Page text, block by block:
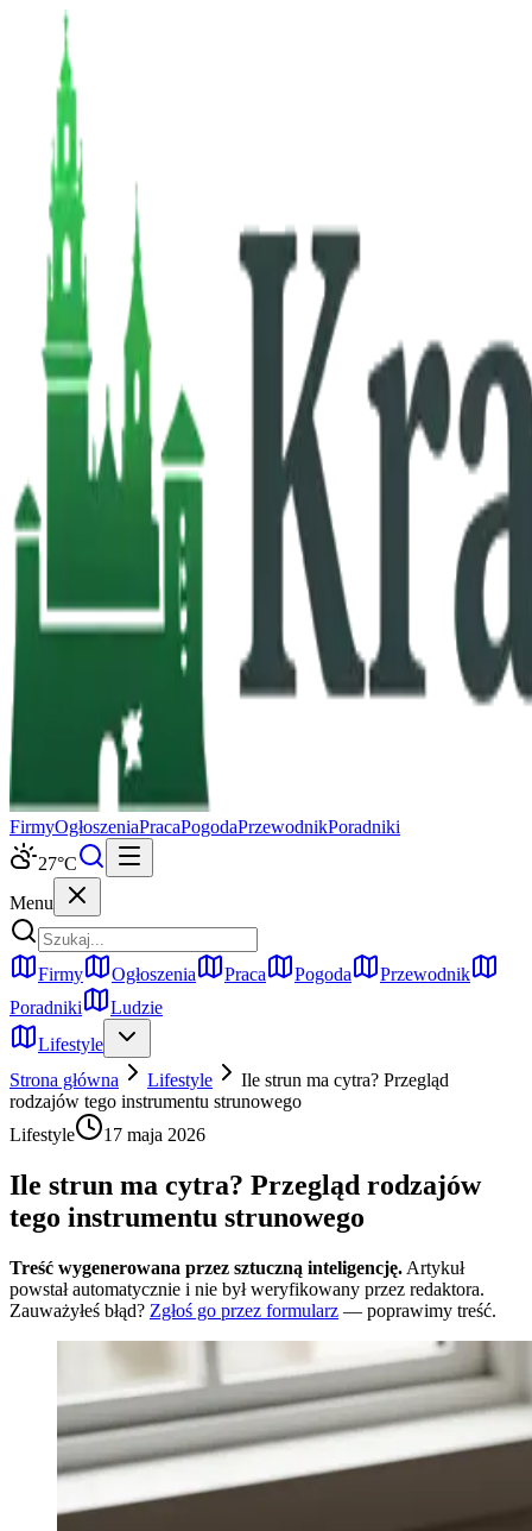
FirmyOgłoszeniaPracaPogodaPrzewodnikPoradniki
27°C
Menu
Firmy Ogłoszenia Praca Pogoda
Przewodnik
Poradniki
Ludzie
Lifestyle
Strona główna
Lifestyle
Ile strun ma cytra? Przegląd
rodzajów tego instrumentu strunowego
Lifestyle
17 maja 2026
Ile strun ma cytra? Przegląd rodzajów
tego instrumentu strunowego
Treść wygenerowana przez sztuczną inteligencję. Artykuł
powstał automatycznie i nie był weryfikowany przez redaktora.
Zauważyłeś błąd? Zgłoś go przez formularz — poprawimy treść.